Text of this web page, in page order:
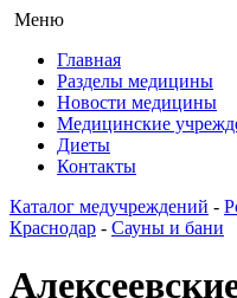
Меню
Главная
Разделы медицины
Новости медицины
Медицинские
Диеты
Контакты
Каталог медучреждений -
Краснодар - Сауны и бани